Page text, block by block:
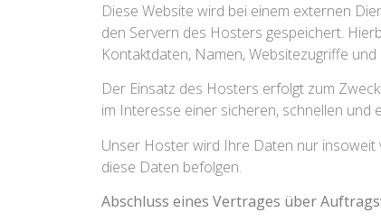
Diese Website wird bei einem externen
den Servern des Hosters gespeichert.
Kontaktdaten, Namen, Websitezugriffe
Der Einsatz des Hosters erfolgt zum
im Interesse einer sicheren, schnellen und
Unser Hoster wird Ihre Daten nur insoweit
diese Daten befolgen.
Abschluss eines Vertrages über